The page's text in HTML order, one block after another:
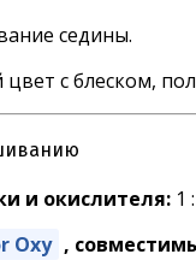
седины.
с блеском,
и окислителя: 1
Oxy ,